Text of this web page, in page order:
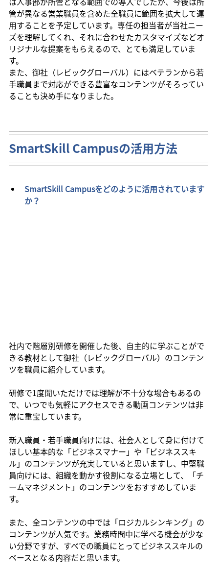
管が異なる営業職員を含めた全職員に範囲を拡大して運
用することを予定しています。専任の担当者が当社ニー
ズを理解してくれ、それに合わせたカスタマイズなどオ
リジナルな提案をもらえるので、とても満足していま
す。
また、御社（レビックグローバル）にはベテランから若
手職員まで対応ができる豊富なコンテンツがそろってい
ることも決め手になりました。
SmartSkill Campusの活用方法
SmartSkill Campusをどのように活用されています
か？
社内で階層別研修を開催した後、自主的に学ぶことがで
きる教材として御社（レビックグローバル）のコンテン
ツを職員に紹介しています。
研修で1度聞いただけでは理解が不十分な場合もあるの
で、いつでも気軽にアクセスできる動画コンテンツは非
常に重宝しています。
新入職員・若手職員向けには、社会人として身に付けて
ほしい基本的な「ビジネスマナー」や「ビジネススキ
ル」のコンテンツが充実していると思いますし、中堅職
員向けには、組織を動かす役割になる立場として、「チ
ームマネジメント」のコンテンツをおすすめしていま
す。
また、全コンテンツの中では「ロジカルシンキング」の
コンテンツが人気です。業務時間中に学べる機会が少な
い分野ですが、すべでの職員にとってビジネススキルの
ベースとなる内容だと思います。